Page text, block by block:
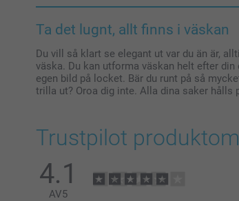
Ta det lugnt, allt finns i väskan
Du vill så klart se elegant ut var du än är,
väska. Du kan utforma väskan helt efter
egen bild på locket. Bär du runt på så
trilla ut? Oroa dig inte. Alla dina saker hålls
Trustpilot
4.1
AV5